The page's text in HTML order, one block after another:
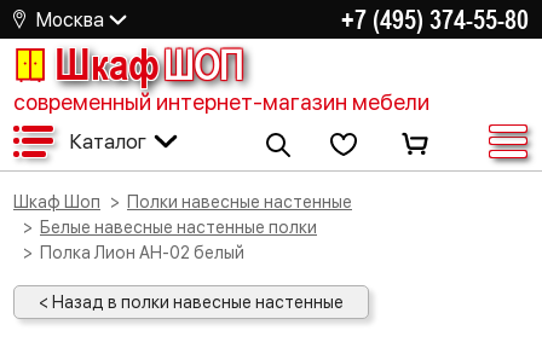
Москва +7 (495) 374-55-80
ШкафШОП
современный интернет-магазин мебели
Каталог
Шкаф Шоп
Полки навесные настенные
Белые навесные настенные полки
Полка Лион АН-02 белый
< Назад в полки навесные настенные